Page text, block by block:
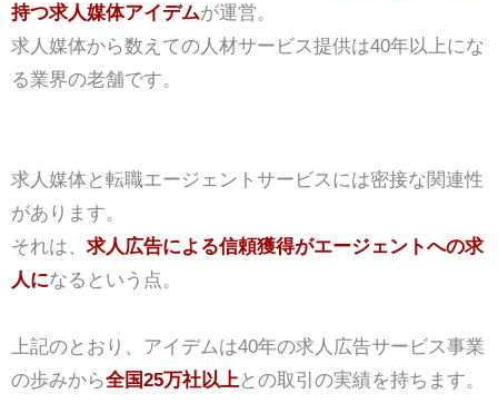
持つ求人媒体アイデムが運営。
求人媒体から数えての人材サービス提供は40年以上にな
る業界の老舗です。
求人媒体と転職エージェントサービスには密接な関連性
があります。
それは、 求人広告による信頼獲得がエージェントへの求
人になるという点。
上記のとおり、アイデムは40年の求人広告サービス事業
の歩みから全国25万社以上 との取引の実績を持ちます。